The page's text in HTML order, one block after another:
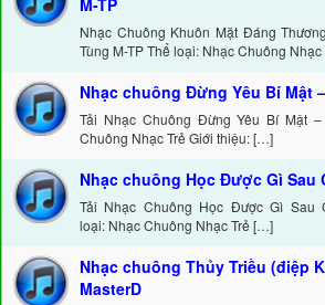
M-TP
Nhạc Chuông Khuôn Mặt Đáng
Tùng M-TP Thể loại: Nhạc Chuông
Nhạc chuông Đừng Yêu Bí Mật
Tải Nhạc Chuông Đừng Yêu Bí Mật
Chuông Nhạc Trẻ Giới thiệu: […]
Nhạc chuông Học Được Gì Sau
Tải Nhạc Chuông Học Được Gì Sau
loại: Nhạc Chuông Nhạc Trẻ […]
Nhạc chuông Thủy Triều (điệp
MasterD